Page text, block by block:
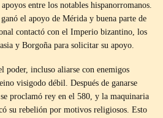
entre los notables hispanorromanos.
el apoyo de Mérida y buena parte de
contactó con el Imperio bizantino, los
y Borgoña para solicitar su apoyo.
poder, incluso aliarse con enemigos
visigodo débil. Después de ganarse
proclamó rey en el 580, y la maquinaria
su rebelión por motivos religiosos. Esto